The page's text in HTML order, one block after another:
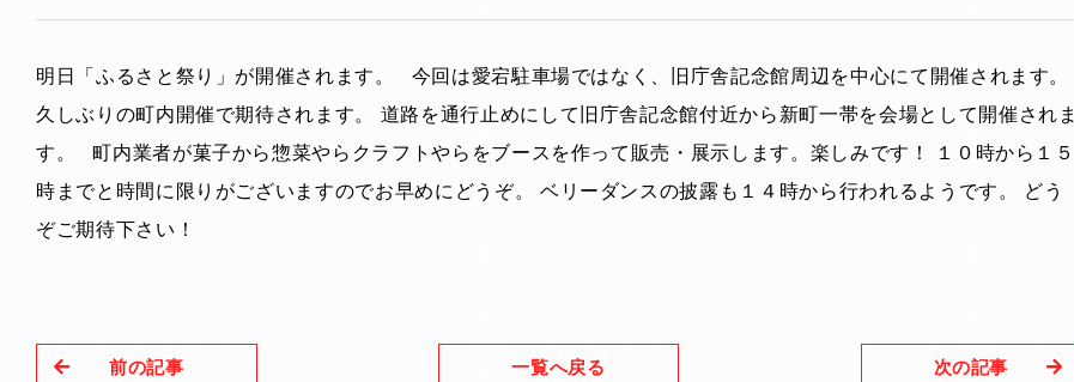
明日「ふるさと祭り」が開催されます。 今回は愛宕駐車場ではなく、旧庁舎記念館周辺を中心にて開催されます。
久しぶりの町内開催で期待されます。 道路を通行止めにして旧庁舎記念館付近から新町一帯を会場として開催されま
す。 町内業者が菓子から惣菜やらクラフトやらをブースを作って販売・展示します。楽しみです！ １０時から１５
時までと時間に限りがございますのでお早めにどうぞ。 ベリーダンスの披露も１４時から行われるようです。 どう
ぞご期待下さい！
次の記事
一覧へ戻る
前の記事